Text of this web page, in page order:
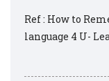
Ref : How to
language 4 U-